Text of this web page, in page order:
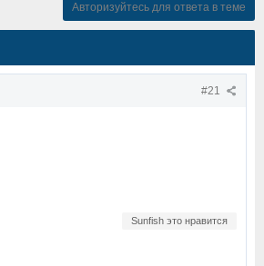
Авторизуйтесь для ответа в теме
#21
Sunfish это нравится